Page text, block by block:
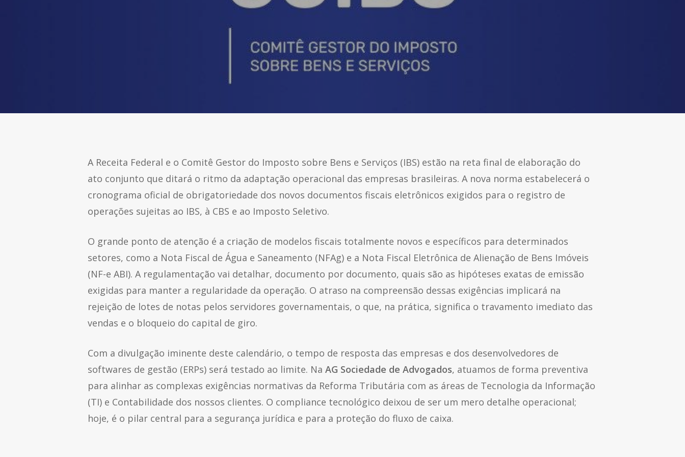
A Receita Federal e o Comitê Gestor do Imposto sobre Bens e Serviços (IBS) estão na reta final de elaboração do
ato conjunto que ditará o ritmo da adaptação operacional das empresas brasileiras. A nova norma estabelecerá o
cronograma oficial de obrigatoriedade dos novos documentos fiscais eletrônicos exigidos para o registro de
operações sujeitas ao IBS, à CBS e ao Imposto Seletivo.
O grande ponto de atenção é a criação de modelos fiscais totalmente novos e específicos para determinados
setores, como a Nota Fiscal de Água e Saneamento (NFAg) e a Nota Fiscal Eletrônica de Alienação de Bens Imóveis
(NF-e ABI). A regulamentação vai detalhar, documento por documento, quais são as hipóteses exatas de emissão
exigidas para manter a regularidade da operação. O atraso na compreensão dessas exigências implicará na
rejeição de lotes de notas pelos servidores governamentais, o que, na prática, significa o travamento imediato das
vendas e o bloqueio do capital de giro.
Com a divulgação iminente deste calendário, o tempo de resposta das empresas e dos desenvolvedores de
softwares de gestão (ERPs) será testado ao limite. Na AG Sociedade de Advogados, atuamos de forma preventiva
para alinhar as complexas exigências normativas da Reforma Tributária com as áreas de Tecnologia da Informação
(TI) e Contabilidade dos nossos clientes. O compliance tecnológico deixou de ser um mero detalhe operacional;
hoje, é o pilar central para a segurança jurídica e para a proteção do fluxo de caixa.